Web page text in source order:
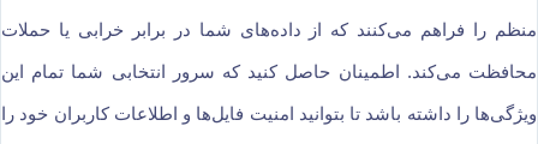
منظم را فراهم می‌کنند که از داده‌های شما در برابر خرابی یا حملات
محافظت می‌کند. اطمینان حاصل کنید که سرور انتخابی شما تمام این
ویژگی‌ها را داشته باشد تا بتوانید امنیت فایل‌ها و اطلاعات کاربران خود را